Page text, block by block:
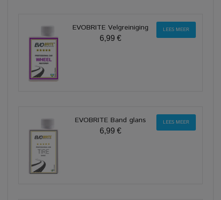
EVOBRITE Velgreiniging
6,99 €
LEES MEER
EVOBRITE Band glans
6,99 €
LEES MEER